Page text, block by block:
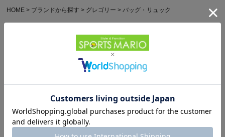
HOME
ブランドから探す グレゴリー バッグ・リュック
オーバーラボ ラージ バ
ックパック OverLab
パタゴニア メンズ・テル
ボンヌ・ジョガーズ
ス・キャプリーン・クー